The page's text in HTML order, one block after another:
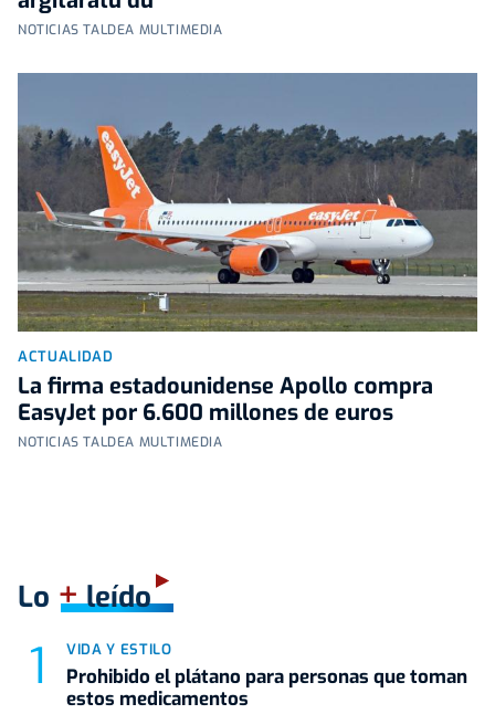
NOTICIAS TALDEA MULTIMEDIA
ACTUALIDAD
La firma estadounidense Apollo compra
EasyJet por 6.600 millones de euros
NOTICIAS TALDEA MULTIMEDIA
Lo +leído
VIDA Y ESTILO
Prohibido el plátano para personas que toman
estos medicamentos